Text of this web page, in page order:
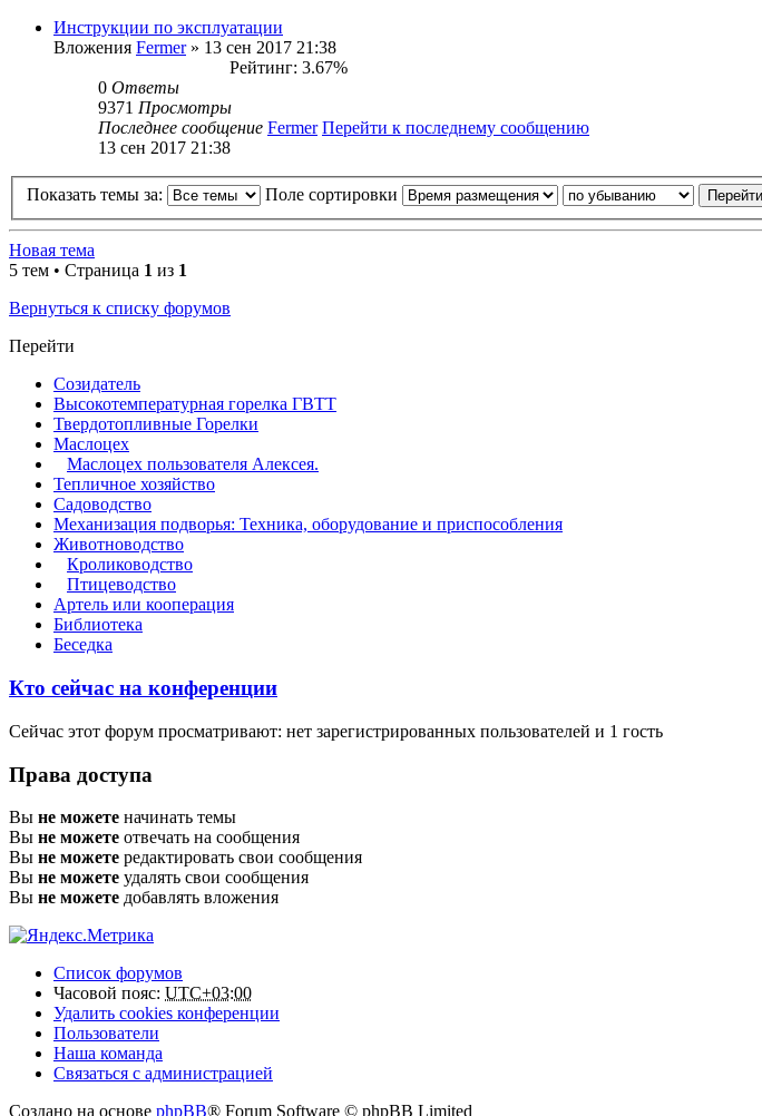
Инструкции по эксплуатации
Вложения Fermer» 13 сен 2017 21:38
Рейтинг: 3.67%
0 Ответы
9371 Просмотры
Последнее сообщение Fermer Перейти к последнему сообщению
13 сен 2017 21:38
Показать темы за: Поле сортировки
Новая тема
5 тем • Страница 1 из 1
Вернуться к списку форумов
Перейти
Созидатель
Высокотемпературная горелка ГВТТ
Твердотопливные Горелки
Маслоцех
Маслоцех пользователя Алексея.
Тепличное хозяйство
Садоводство
Механизация подворья: Техника, оборудование и приспособления
Животноводство
Кролиководство
Птицеводство
Артель или кооперация
Библиотека
Беседка
Кто сейчас на конференции
Сейчас этот форум просматривают: нет зарегистрированных пользователей и 1 гость
Права доступа
Вы не можете начинать темы
Вы не можете отвечать на сообщения
Вы не можете редактировать свои сообщения
Вы не можете удалять свои сообщения
Вы не можете добавлять вложения
Список форумов
Часовой пояс: UTC+03:00
Удалить cookies конференции
Пользователи
Наша команда
Связаться с администрацией
Создано на основе phpBB® Forum Software © phpBB Limited